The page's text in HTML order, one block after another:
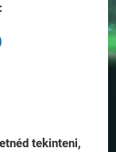
tekinteni,